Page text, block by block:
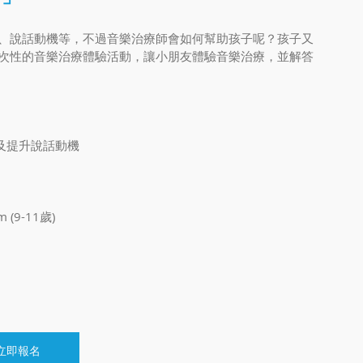
話動機等，不過音樂治療師會如何幫助孩子呢？孩子又
的音樂治療體驗活動，讓小朋友體驗音樂治療，並解答
提升說話動機
(9-11歲)
即報名